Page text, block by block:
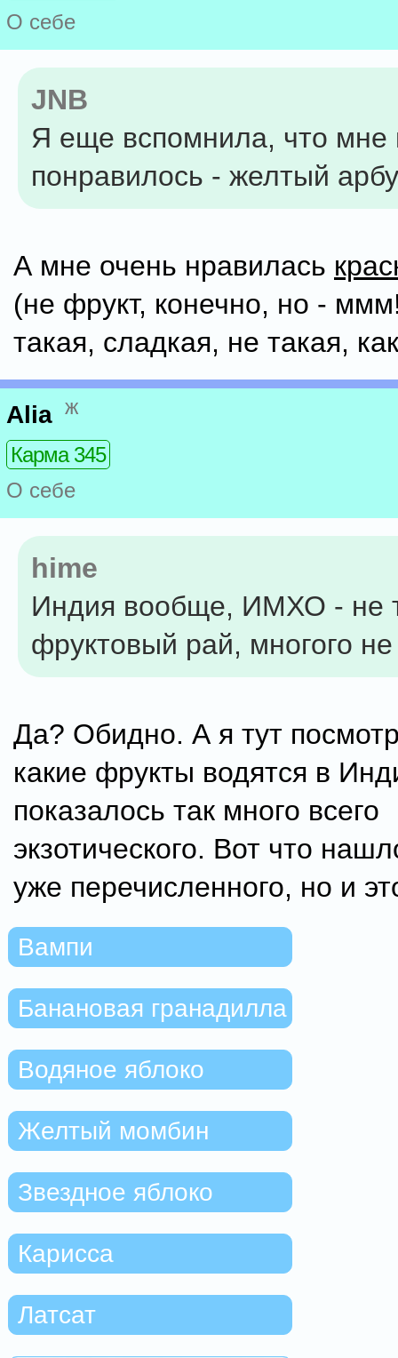
О себе
JNB
Я еще вспомнила, что мне
понравилось - желтый
А мне очень нравилась
(не фрукт, конечно, но -
такая, сладкая, не такая,
Alia ж
Карма 345
О себе
hime
Индия вообще, ИМХО - не
фруктовый рай, многого
Да? Обидно. А я тут
какие фрукты водятся в
показалось так много всего
экзотического. Вот что
уже перечисленного, но и
Вампи
Банановая гранадилла
Водяное яблоко
Желтый момбин
Звездное яблоко
Карисса
Латсат